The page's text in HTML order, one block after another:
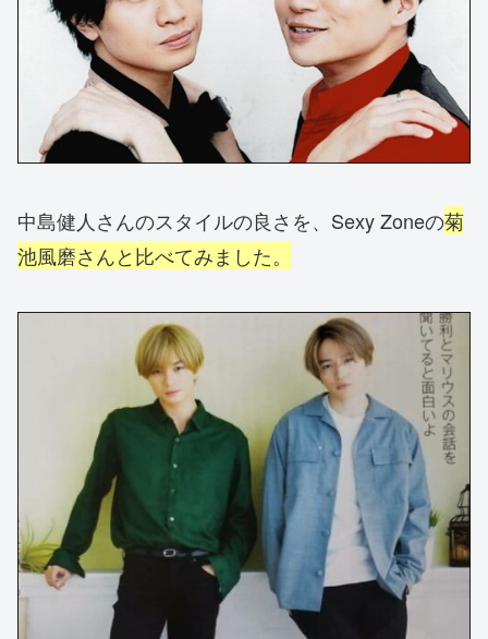
中島健人さんのスタイルの良さを、Sexy Zoneの菊
池風磨さんと比べてみました。